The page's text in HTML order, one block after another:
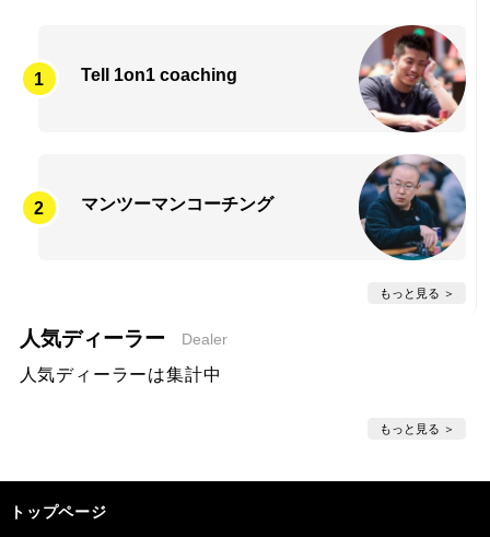
Tell 1on1 coaching
マンツーマンコーチング
もっと見る
人気ディーラー Dealer
人気ディーラーは集計中
もっと見る
トップページ